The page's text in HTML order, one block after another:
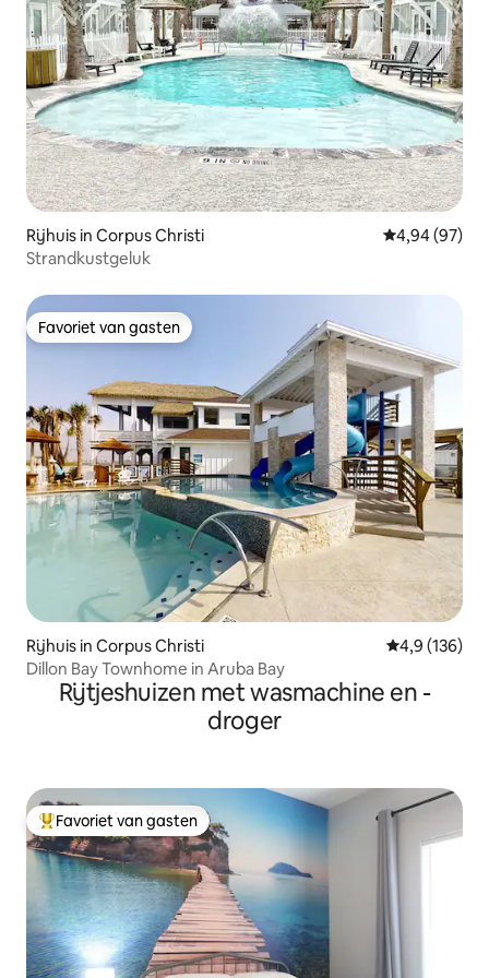
Rijhuis in Corpus Christi Gemiddelde
4,94 (97)
Strandkustgeluk
Favoriet van gasten
Favoriet van gasten
Rijhuis in Corpus Christi Gemiddelde
4,9 (136)
Dillon Bay Townhome in Aruba Bay
Rijtjeshuizen met wasmachine en -
droger
Topfavoriet van gasten
Favoriet van gasten